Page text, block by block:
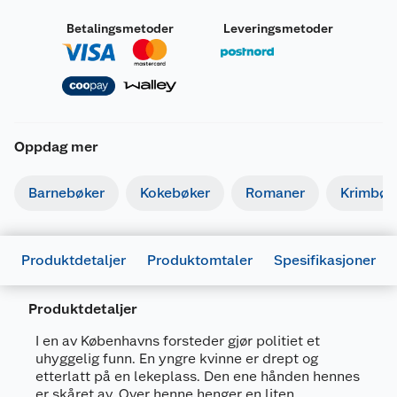
Betalingsmetoder Leveringsmetoder
Oppdag mer
Barnebøker Kokebøker Romaner
Produktdetaljer Produktomtaler Spesifikasjoner
Produktdetaljer
I en av Københavns forsteder gjør politiet et
uhyggelig funn. En yngre kvinne er drept og
etterlatt på en lekeplass. Den ene hånden hennes
Generelt